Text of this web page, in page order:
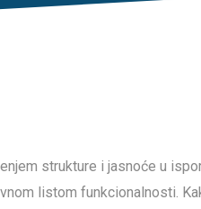
strukture i jasnoće u
listom funkcionalnosti.